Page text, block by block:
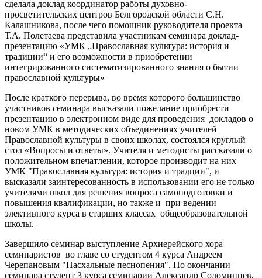
сделала доклад координатор работы духовно-
просветительских центров Белгородской области С.Н.
Калашникова, после чего помощник руководителя проекта
Т.А. Полетаева представила участникам семинара доклад-
презентацию «УМК „Православная культура: история и
традиции“ и его возможности в приобретении
интегрированного систематизированного знания о бытии
православной культуры»
После краткого перерыва, во время которого большинство
участников семинара высказали пожелание приобрести
презентацию в электронном виде для проведения докладов о
новом УМК в методических объединениях учителей
Православной культуры в своих школах, состоялся круглый
стол «Вопросы и ответы». Учителя и методисты рассказали о
положительном впечатлении, которое производит на них
УМК "Православная культура: история и традции", и
высказали заинтересованность в использовании его не только
учителями школ для решения вопроса самоподготовки и
повышения квалификации, но также и при ведении
элективного курса в старших классах общеобразовательной
школы.
Завершило семинар выступление Архиерейского хора
семинаристов во главе со студентом 4 курса Андреем
Черепановым "Пасхальные песнопения". По окончании
семинара студент 3 курса семинарии Александр Соломинцев,